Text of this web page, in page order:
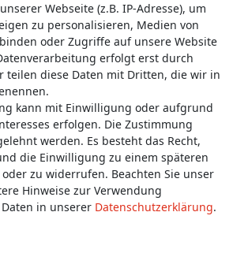
Sie einen Rückruf?
Sie uns:
Webseite (z.B. IP-Adresse), um
zu personalisieren, Medien von
oder Zugriffe auf unsere Website
erfolgt erst durch
teilen diese Daten mit Dritten, die wir in
kann mit Einwilligung oder aufgrund
erfolgen. Die Zustimmung
werden. Es besteht das Recht,
die Einwilligung zu einem späteren
zu widerrufen. Beachten Sie unser
Hinweise zur Verwendung
in unserer Daten­schutz­erklärung.